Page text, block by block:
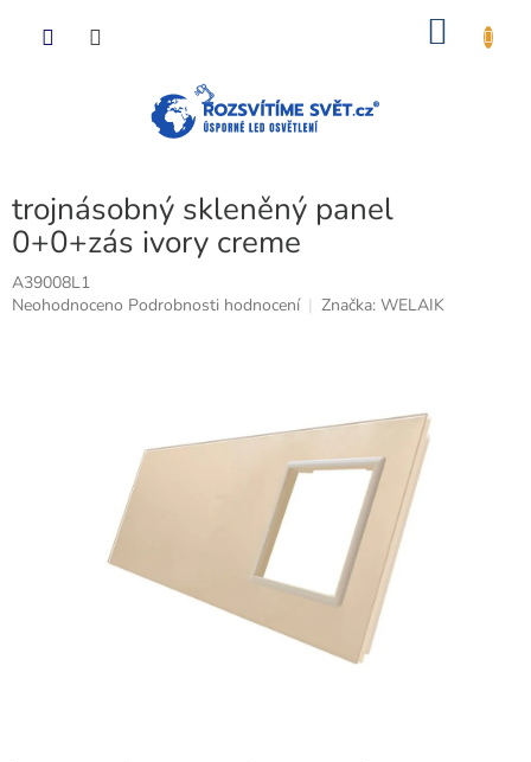
trojnásobný skleněný panel
0+0+zás ivory creme
A39008L1
Průměrné
Neohodnoceno Podrobnosti hodnocení Značka: WELAIK